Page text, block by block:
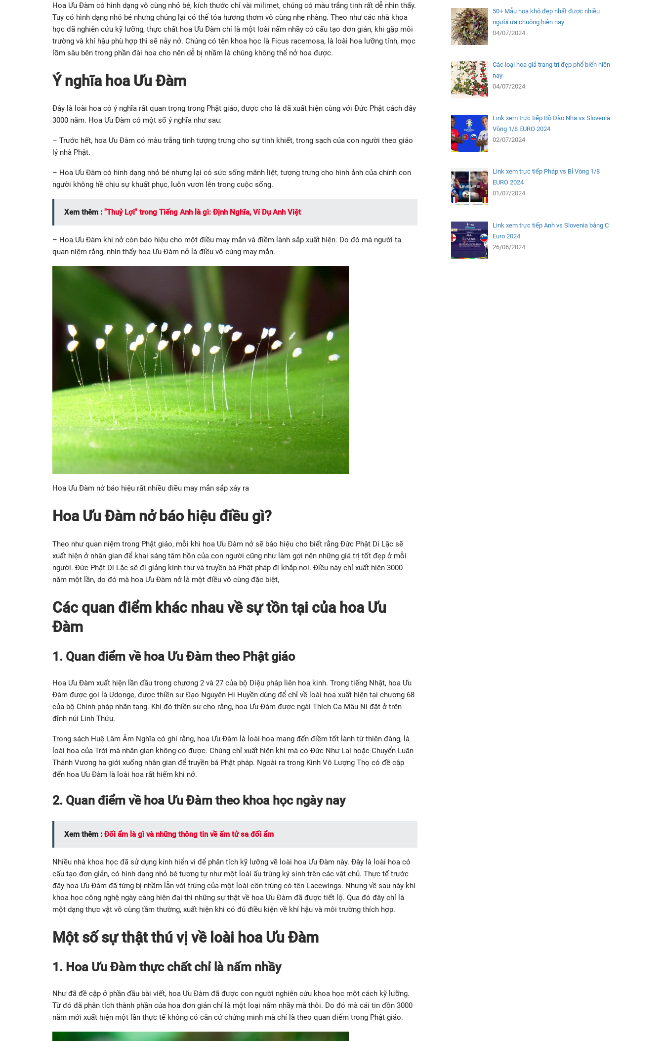
Hoa Ưu Đàm có hình dạng vô cùng nhỏ bé, kích thước chỉ vài milimet, chúng có màu trắng tinh rất dễ nhìn thấy.
Tuy có hình dạng nhỏ bé nhưng chúng lại có thể tỏa hương thơm vô cùng nhẹ nhàng. Theo như các nhà khoa
học đã nghiên cứu kỹ lưỡng, thực chất hoa Ưu Đàm chỉ là một loài nấm nhầy có cấu tạo đơn giản, khi gặp môi
trường và khí hậu phù hợp thì sẽ nảy nở. Chúng có tên khoa học là Ficus racemosa, là loài hoa lưỡng tính, mọc
lõm sâu bên trong phần đài hoa cho nên dễ bị nhầm là chúng không thể nở hoa được.
Ý nghĩa hoa Ưu Đàm
Đây là loài hoa có ý nghĩa rất quan trọng trong Phật giáo, được cho là đã xuất hiện cùng với Đức Phật cách đây
3000 năm. Hoa Ưu Đàm có một số ý nghĩa như sau:
– Trước hết, hoa Ưu Đàm có màu trắng tinh tượng trưng cho sự tinh khiết, trong sạch của con người theo giáo
lý nhà Phật.
– Hoa Ưu Đàm có hình dạng nhỏ bé nhưng lại có sức sống mãnh liệt, tượng trưng cho hình ảnh của chính con
người không hề chịu sự khuất phục, luôn vươn lên trong cuộc sống.
Xem thêm : "Thuỷ Lợi" trong Tiếng Anh là gì: Định Nghĩa, Ví Dụ Anh Việt
– Hoa Ưu Đàm khi nở còn báo hiệu cho một điều may mắn và điềm lành sắp xuất hiện. Do đó mà người ta
quan niệm rằng, nhìn thấy hoa Ưu Đàm nở là điều vô cùng may mắn.
Hoa Ưu Đàm nở báo hiệu rất nhiều điều may mắn sắp xảy ra
Hoa Ưu Đàm nở báo hiệu điều gì?
Theo như quan niệm trong Phật giáo, mỗi khi hoa Ưu Đàm nở sẽ báo hiệu cho biết rằng Đức Phật Di Lặc sẽ
xuất hiện ở nhân gian để khai sáng tâm hồn của con người cũng như làm gợi nên những giá trị tốt đẹp ở mỗi
người. Đức Phật Di Lặc sẽ đi giảng kinh thư và truyền bá Phật pháp đi khắp nơi. Điều này chỉ xuất hiện 3000
năm một lần, do đó mà hoa Ưu Đàm nở là một điều vô cùng đặc biệt,
Các quan điểm khác nhau về sự tồn tại của hoa Ưu
Đàm
1. Quan điểm về hoa Ưu Đàm theo Phật giáo
Hoa Ưu Đàm xuất hiện lần đầu trong chương 2 và 27 của bộ Diệu pháp liên hoa kinh. Trong tiếng Nhật, hoa Ưu
Đàm được gọi là Udonge, được thiền sư Đạo Nguyên Hi Huyền dùng để chỉ về loài hoa xuất hiện tại chương 68
của bộ Chính pháp nhãn tạng. Khi đó thiền sư cho rằng, hoa Ưu Đàm được ngài Thích Ca Mâu Ni đặt ở trên
đỉnh núi Linh Thứu.
Trong sách Huệ Lâm Âm Nghĩa có ghi rằng, hoa Ưu Đàm là loài hoa mang đến điềm tốt lành từ thiên đàng, là
loài hoa của Trời mà nhân gian không có được. Chúng chỉ xuất hiện khi mà có Đức Như Lai hoặc Chuyển Luân
Thánh Vương hạ giới xuống nhân gian để truyền bá Phật pháp. Ngoài ra trong Kinh Vô Lượng Thọ có đề cập
đến hoa Ưu Đàm là loài hoa rất hiếm khi nở.
2. Quan điểm về hoa Ưu Đàm theo khoa học ngày nay
Xem thêm : Đối ẩm là gì và những thông tin về ấm tử sa đối ẩm
Nhiều nhà khoa học đã sử dụng kính hiển vi để phân tích kỹ lưỡng về loài hoa Ưu Đàm này. Đây là loài hoa có
cấu tạo đơn giản, có hình dạng nhỏ bé tương tự như một loài ấu trùng ký sinh trên các vật chủ. Thực tế trước
đây hoa Ưu Đàm đã từng bị nhầm lẫn với trứng của một loài côn trùng có tên Lacewings. Nhưng về sau này khi
khoa học công nghệ ngày càng hiện đại thì những sự thật về hoa Ưu Đàm đã được tiết lộ. Qua đó đây chỉ là
một dạng thực vật vô cùng tầm thường, xuất hiện khi có đủ điều kiện về khí hậu và môi trường thích hợp.
Một số sự thật thú vị về loài hoa Ưu Đàm
1. Hoa Ưu Đàm thực chất chỉ là nấm nhầy
Như đã đề cập ở phần đầu bài viết, hoa Ưu Đàm đã được con người nghiên cứu khoa học một cách kỹ lưỡng.
Từ đó đã phân tích thành phần của hoa đơn giản chỉ là một loại nấm nhầy mà thôi. Do đó mà cái tin đồn 3000
năm mới xuất hiện một lần thực tế không có căn cứ chứng minh mà chỉ là theo quan điểm trong Phật giáo.
50+ Mẫu hoa khô đẹp nhất được nhiều
người ưa chuộng hiện nay
04/07/2024
Các loại hoa giả trang trí đẹp phổ biến hiện
nay
04/07/2024
Link xem trực tiếp Bồ Đào Nha vs Slovenia
Vòng 1/8 EURO 2024
02/07/2024
Link xem trực tiếp Pháp vs Bỉ Vòng 1/8
EURO 2024
01/07/2024
Link xem trực tiếp Anh vs Slovenia bảng C
Euro 2024
26/06/2024